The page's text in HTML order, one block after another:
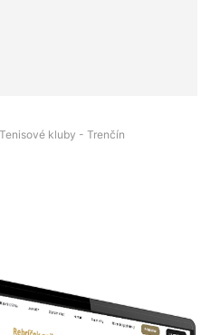
kluby - Trenčín